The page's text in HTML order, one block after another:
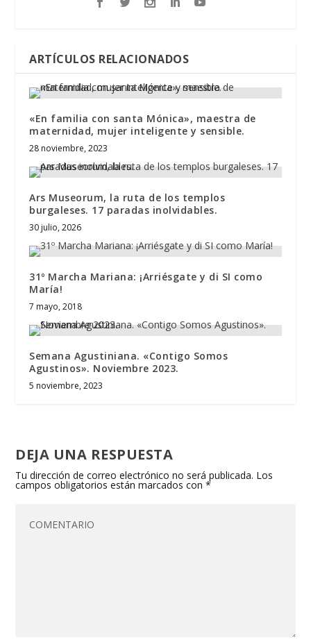
ARTÍCULOS RELACIONADOS
«En familia con santa Mónica», maestra de
maternidad, mujer inteligente y sensible.
28 noviembre, 2023
Ars Museorum, la ruta de los templos
burgaleses. 17 paradas inolvidables.
30 julio, 2026
31º Marcha Mariana: ¡Arriésgate y di SI como
María!
7 mayo, 2018
Semana Agustiniana. «Contigo Somos
Agustinos». Noviembre 2023.
5 noviembre, 2023
DEJA UNA RESPUESTA
Tu dirección de correo electrónico no será publicada. Los
campos obligatorios están marcados con*